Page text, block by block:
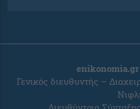
enikonomia.gr
Γενικός διευθυντής –